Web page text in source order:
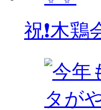
祝❗木鶏